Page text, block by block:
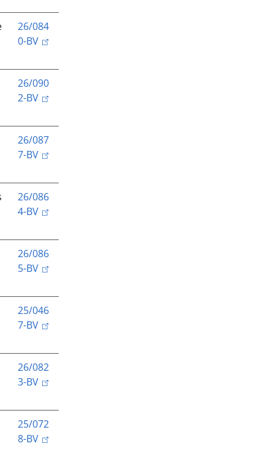
26/084
0-BV
26/090
2-BV
26/087
7-BV
26/086
4-BV
26/086
5-BV
25/046
7-BV
26/082
3-BV
25/072
8-BV